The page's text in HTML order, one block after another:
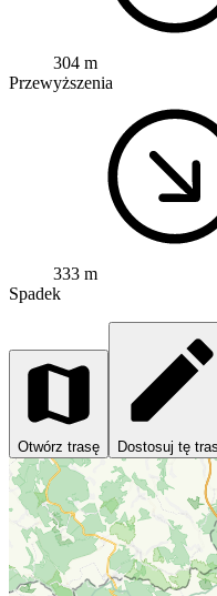
304 m
Przewyższenia
333 m
Spadek
Otwórz trasę Dostosuj tę